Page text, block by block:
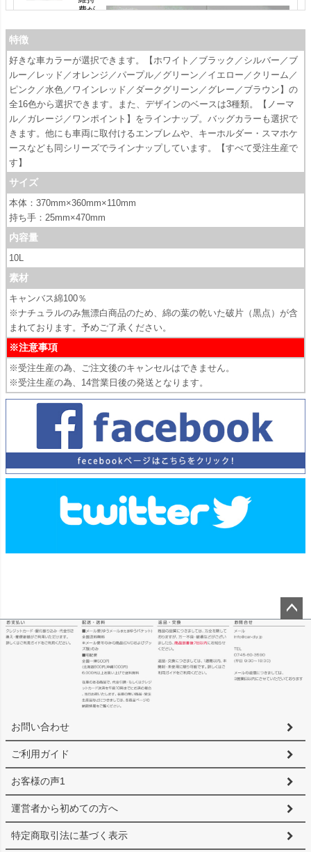
特徴
好きな車カラーが選択できます。【ホワイト／ブラック／シルバー／ブ
ルー／レッド／オレンジ／パープル／グリーン／イエロー／クリーム／
ピンク／水色／ワインレッド／ダークグリーン／グレー／ブラウン】の
全16色から選択できます。また、デザインのベースは3種類。【ノーマ
ル／ガレージ／ワンポイント】をラインナップ。バッグカラーも選択で
きます。他にも車両に取付けるエンブレムや、キーホルダー・スマホケ
ースなども同シリーズでラインナップしています。【すべて受注生産で
す】
サイズ
本体：370mm×360mm×110mm
持ち手：25mm×470mm
内容量
10L
素材
キャンバス綿100％
※ナチュラルのみ無漂白商品のため、綿の葉の乾いた破片（黒点）が含
まれております。予めご了承ください。
※注意事項
※受注生産の為、ご注文後のキャンセルはできません。
※受注生産の為、14営業日後の発送となります。
ペー
へ
お問い合わせ
ご利用ガイド
お客様の声1
運営者から初めての方へ
特定商取引法に基づく表示